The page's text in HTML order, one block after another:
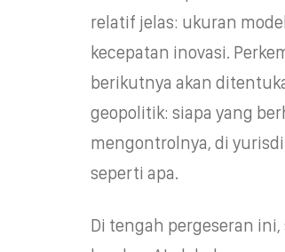
relatif jelas: ukuran
kecepatan inovasi.
berikutnya akan
geopolitik: siapa yang
mengontrolnya, di
seperti apa.
Di tengah pergeseran